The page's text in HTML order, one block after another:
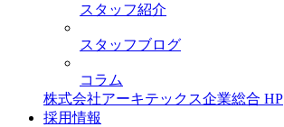
スタッフ紹介
スタッフブログ
コラム
株式会社アーキテックス企業総合 HP
採用情報